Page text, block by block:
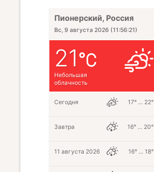
Пионерский, Россия
Вс, 9 августа 2026 (11:56:23)
21
Небольшая
облачность
Сегодня 17° … 22°
Завтра 16° … 20°
11 августа 2026 16° … 18°